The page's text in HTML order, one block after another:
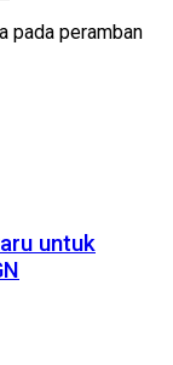
pada peramban
untuk